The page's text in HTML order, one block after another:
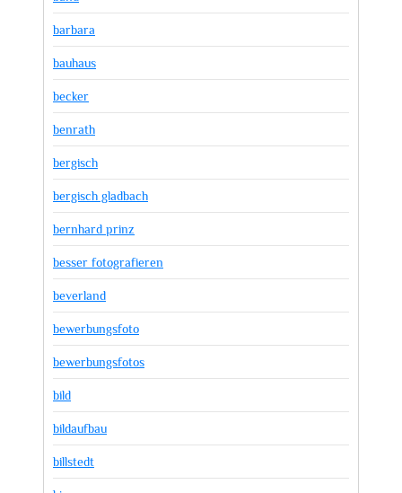
barbara
bauhaus
becker
benrath
bergisch
bergisch gladbach
bernhard prinz
besser fotografieren
beverland
bewerbungsfoto
bewerbungsfotos
bild
bildaufbau
billstedt